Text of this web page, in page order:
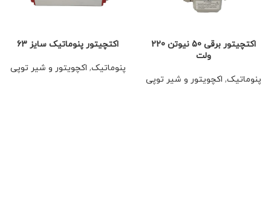
اکتچیتور برقی 50 نیوتن 220
ولت
پنوماتیک, اکچویتور و شیر توپی
اکتچیتور پنوماتیک سایز 63
پنوماتیک, اکچویتور و شیر توپی